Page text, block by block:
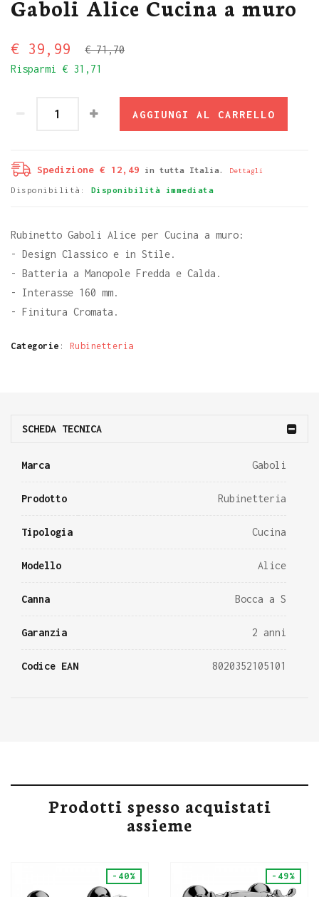
Gaboli Alice Cucina a muro
€ 71,70
€ 39,99
Risparmi € 31,71
AGGIUNGI AL CARRELLO
Spedizione € 12,49 in tutta Italia. Dettagli
Disponibilità: Disponibilità immediata
Rubinetto Gaboli Alice per Cucina a muro:
- Design Classico e in Stile.
- Batteria a Manopole Fredda e Calda.
- Interasse 160 mm.
- Finitura Cromata.
Categorie : Rubinetteria
SCHEDA TECNICA
Marca Gaboli
Prodotto Rubinetteria
Tipologia Cucina
Modello Alice
Canna Bocca a S
Garanzia 2 anni
Codice EAN 8020352105101
Prodotti spesso acquistati
assieme
-40% -49%